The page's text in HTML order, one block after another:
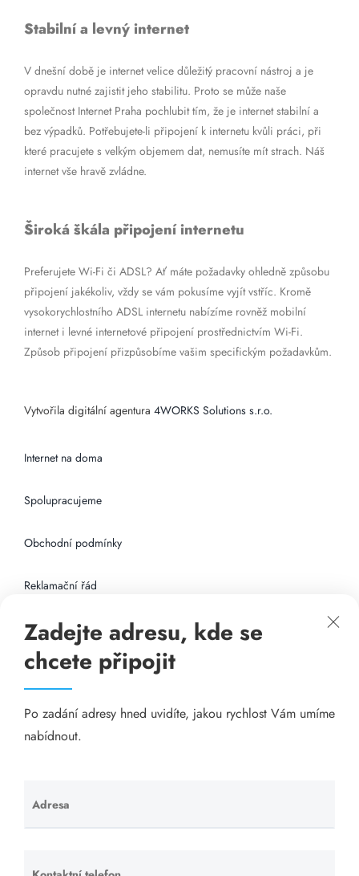
Stabilní a levný internet
V dnešní době je internet velice důležitý pracovní nástroj a je
opravdu nutné zajistit jeho stabilitu. Proto se může naše
společnost Internet Praha pochlubit tím, že je internet stabilní a
bez výpadků. Potřebujete-li připojení k internetu kvůli práci, při
které pracujete s velkým objemem dat, nemusíte mít strach. Náš
internet vše hravě zvládne.
Široká škála připojení internetu
Preferujete Wi-Fi či ADSL? Ať máte požadavky ohledně způsobu
připojení jakékoliv, vždy se vám pokusíme vyjít vstříc. Kromě
vysokorychlostního ADSL internetu nabízíme rovněž mobilní
internet i levné internetové připojení prostřednictvím Wi-Fi.
Způsob připojení přizpůsobíme vašim specifickým požadavkům.
Vytvořila digitální agentura 4WORKS Solutions s.r.o.
Internet na doma
Spolupracujeme
Obchodní podmínky
Reklamační řád
Připojení k internetu
Odkazy
Katalog A-seznam.cz
Visací zámky - TOKOZ
Zadejte adresu, kde se
chcete připojit
Po zadání adresy hned uvidíte, jakou rychlost Vám umíme
nabídnout.
Adresa
Ponechte
toto pole